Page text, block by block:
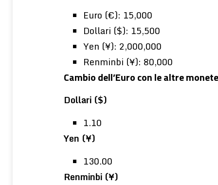
Euro (€): 15,000
Dollari ($): 15,500
Yen (¥): 2,000,000
Renminbi (¥): 80,000
Cambio dell’Euro con le altre monete
Dollari ($)
1.10
Yen (¥)
130.00
Renminbi (¥)